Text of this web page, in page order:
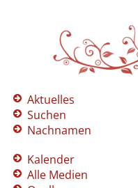
Aktuelles
Suchen
Nachnamen
Kalender
Alle Medien